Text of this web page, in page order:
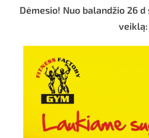
Dėmesio! Nuo balandžio 26
veiklą: